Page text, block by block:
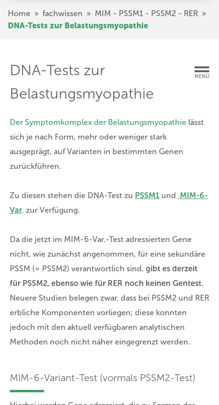
zum
Inhalt
Home » fachwissen » MIM - PSSM1 - PSSM2 - RER »
DNA-Tests zur Belastungsmyopathie
MENÜ
DNA-Tests zur
Belastungsmyopathie
Der Symptomkomplex der Belastungsmyopathie lässt
sich je nach Form, mehr oder weniger stark
ausgeprägt, auf Varianten in bestimmten Genen
zurückführen.
Zu diesen stehen die DNA-Test zu PSSM1 und
MIM-6-
Var. zur Verfügung.
Da die jetzt im MIM-6-Var.-Test adressierten Gene
nicht, wie zunächst angenommen, für eine sekundäre
PSSM (= PSSM2) verantwortlich sind, gibt es derzeit
für PSSM2, ebenso wie für RER noch keinen Gentest.
Neuere Studien belegen zwar, dass bei PSSM2 und RER
erbliche Komponenten vorliegen; diese konnten
jedoch mit den aktuell verfügbaren analytischen
Methoden noch nicht näher eingegrenzt werden.
MIM-6-Variant-Test (vormals PSSM2-Test)